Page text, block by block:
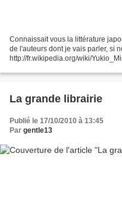
Connaissait vous la littérature
de l'auteurs dont je vais parler, si
http://fr.wikipedia.org/wiki/
La grande librairie
Publié le 17/10/2010 à 13:45
Par gentle13